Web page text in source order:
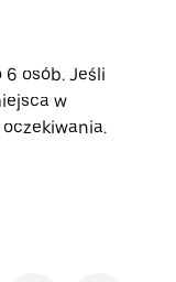
osób. Jeśli
w